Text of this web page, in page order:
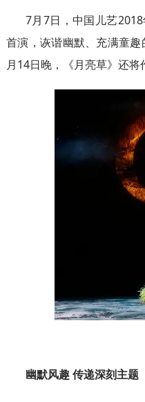
7月7日，中国儿艺
首演，诙谐幽默、充满童
月14日晚，《月亮草》还将
幽默风趣 传递深刻主题